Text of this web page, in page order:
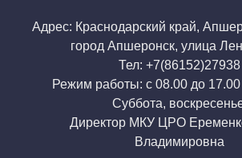
Адрес: Краснодарский край,
город Апшеронск, улица
Тел: +7(86152)27938
Режим работы: с 08.00 до
Суббота,
Директор МКУ ЦРО
Владимировна